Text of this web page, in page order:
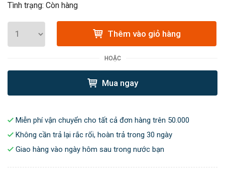
Tình trạng: Còn hàng
Thêm vào giỏ hàng
HOẶC
Mua ngay
Miễn phí vận chuyển cho tất cả đơn hàng trên 50.000
Không cần trả lại rắc rối, hoàn trả trong 30 ngày
Giao hàng vào ngày hôm sau trong nước bạn